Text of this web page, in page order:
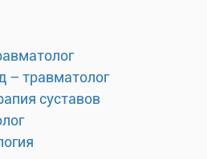
– травматолог
суставов